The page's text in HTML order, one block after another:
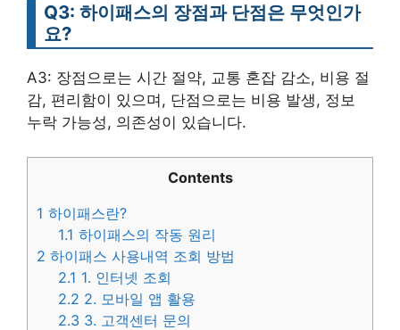
Q3: 하이패스의 장점과 단점은 무엇인가
요?
A3: 장점으로는 시간 절약, 교통 혼잡 감소, 비용 절
감, 편리함이 있으며, 단점으로는 비용 발생, 정보
누락 가능성, 의존성이 있습니다.
Contents
1 하이패스란?
1.1 하이패스의 작동 원리
2 하이패스 사용내역 조회 방법
2.1 1. 인터넷 조회
2.2 2. 모바일 앱 활용
2.3 3. 고객센터 문의